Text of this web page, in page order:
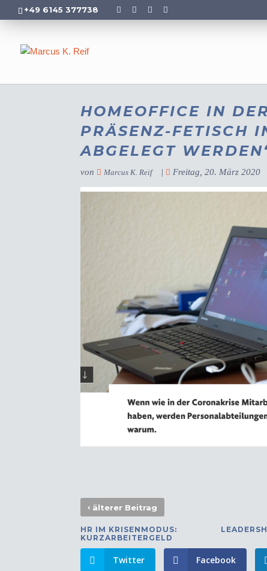
+49 6145 377738
HOMEOFFICE IN
PRÄSENZ-FETISCH
ABGELEGT
von Marcus K. Reif | Freitag, 20. März 2020
‹ älterer Beitrag
HR IM KRISENMODUS:
KURZARBEITERGELD
Twitter Facebook